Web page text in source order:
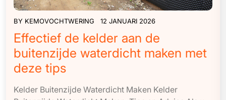
BY KEMOVOCHTWERING 12 JANUARI 2026
Effectief de kelder aan de
buitenzijde waterdicht maken met
deze tips
Kelder Buitenzijde Waterdicht Maken Kelder